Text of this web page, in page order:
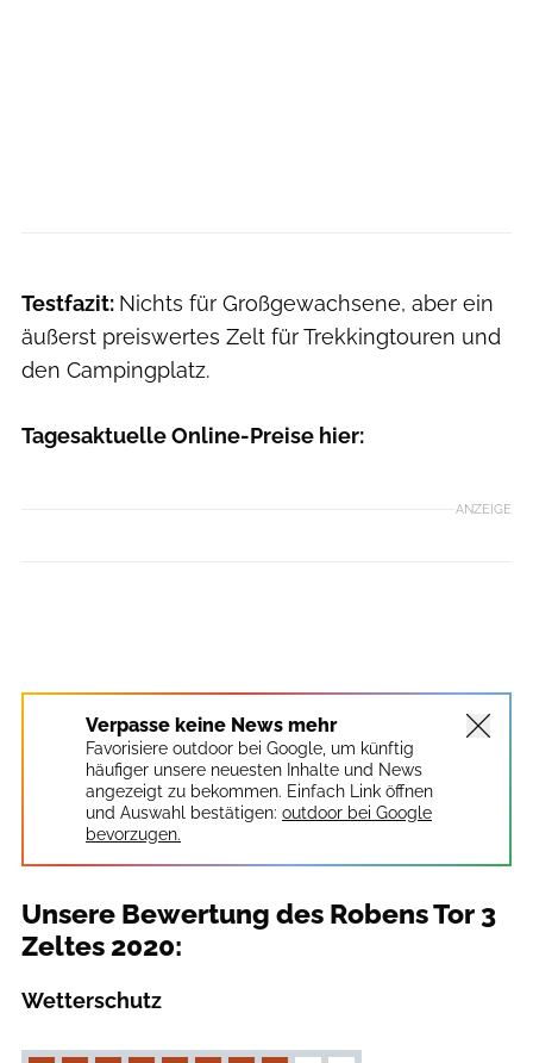
Testfazit: Nichts für Großgewachsene, aber ein
äußerst preiswertes Zelt für Trekkingtouren und
den Campingplatz.
Tagesaktuelle Online-Preise hier:
ANZEIGE
Verpasse keine News mehr
Favorisiere outdoor bei Google, um künftig
häufiger unsere neuesten Inhalte und News
angezeigt zu bekommen. Einfach Link öffnen
und Auswahl bestätigen: outdoor bei Google
bevorzugen.
Unsere Bewertung des Robens Tor 3
Zeltes 2020:
Wetterschutz